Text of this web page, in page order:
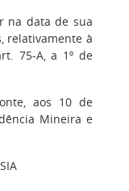
na data de sua
relativamente à
75-A, a 1º de
aos 10 de
Mineira e